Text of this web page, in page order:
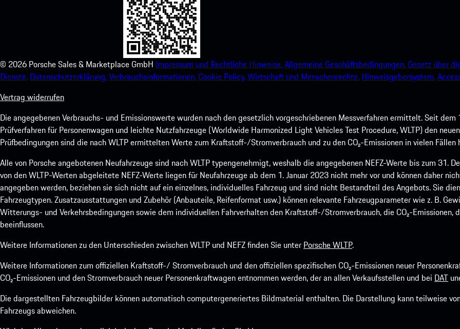
© 2026 Porsche Sales & Marketplace GmbH Impressum und Rechtliche Hinweise.Allgemeine Geschäftsbedingungen.Gesetz über
Dienste. Datenschutzerklärung.Verbrauchsinformationen.Cookie Policy.Wirtschaft und Menschenrechte. Hinweisgebersystem.
Vertrag widerrufen
Die angegebenen Verbrauchs- und Emissionswerte wurden nach den gesetzlich vorgeschriebenen Messverfahren ermittelt. Seit
Prüfverfahren für Personenwagen und leichte Nutzfahrzeuge (Worldwide Harmonized Light Vehicles Test Procedure, WLTP) den
Prüfbedingungen sind die nach WLTP ermittelten Werte zum Kraftstoff-/Stromverbrauch und zu den CO₂-Emissionen in vielen
Alle von Porsche angebotenen Neufahrzeuge sind nach WLTP typengenehmigt, weshalb die angegebenen NEFZ-Werte bis zum 31.
von den WLTP-Werten abgeleitete NEFZ-Werte liegen für Neufahrzeuge ab dem 1. Januar 2023 nicht mehr vor und können daher
angegeben werden, beziehen sie sich nicht auf ein einzelnes, individuelles Fahrzeug und sind nicht Bestandteil des Angebots. Sie
Fahrzeugtypen. Zusatzausstattungen und Zubehör (Anbauteile, Reifenformat usw.) können relevante Fahrzeugparameter wie z. B.
Witterungs- und Verkehrsbedingungen sowie dem individuellen Fahrverhalten den Kraftstoff-/Stromverbrauch, die CO₂-Emissionen,
beeinflussen.
Weitere Informationen zu den Unterschieden zwischen WLTP und NEFZ finden Sie unter Porsche WLTP.
Weitere Informationen zum offiziellen Kraftstoff-/ Stromverbrauch und den offiziellen spezifischen CO₂-Emissionen neuer
CO₂-Emissionen und den Stromverbrauch neuer Personenkraftwagen entnommen werden, der an allen Verkaufsstellen und bei DAT
Die dargestellten Fahrzeugbilder können automatisch computergeneriertes Bildmaterial enthalten. Die Darstellung kann teilweise
Fahrzeugs abweichen.